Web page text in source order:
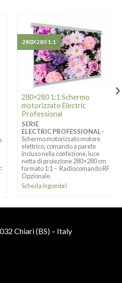
280×280 1:1 Schermo
motorizzato Electric
Professional
SERIE
ELECTRIC PROFESSIONAL–
Schermo motorizzato motore
elettrico, comando a parete
incluso nella confezione, luce
netta di proiezione 280×280 cm
formato 1:1 – Radiocomando RF
Opzionale.
Scheda ingombri
280X280 1:1
Chiari (BS) – Italy